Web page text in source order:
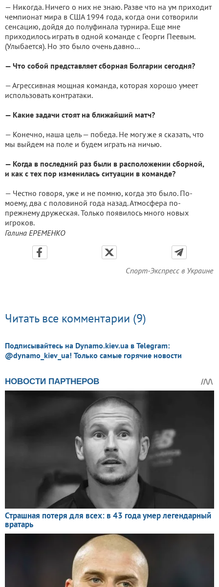
— Никогда. Ничего о них не знаю. Разве что на ум приходит
чемпионат мира в США 1994 года, когда они сотворили
сенсацию, дойдя до полуфинала турнира. Еще мне
приходилось играть в одной команде с Георги Пеевым.
(Улыбается). Но это было очень давно...
— Что собой представляет сборная Болгарии сегодня?
— Агрессивная мощная команда, которая хорошо умеет
использовать контратаки.
— Какие задачи стоят на ближайший матч?
— Конечно, наша цель — победа. Не могу же я сказать, что
мы выйдем на поле и будем играть на ничью.
— Когда в последний раз были в расположении сборной,
и как с тех пор изменилась ситуации в команде?
— Честно говоря, уже и не помню, когда это было. По-
моему, два с половиной года назад. Атмосфера по-
прежнему дружеская. Только появилось много новых
игроков.
Галина ЕРЕМЕНКО
Спорт-Экспресс в Украине
Читать все комментарии (9)
Подписывайтесь на Dynamo.kiev.ua в Telegram:
@dynamo_kiev_ua! Только самые горячие новости